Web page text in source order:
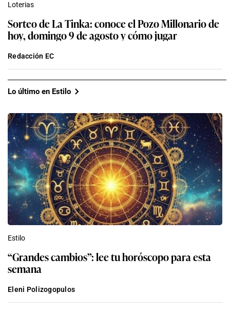
Loterias
Sorteo de La Tinka: conoce el Pozo Millonario de
hoy, domingo 9 de agosto y cómo jugar
Redacción EC
Lo último en Estilo
Estilo
“Grandes cambios”: lee tu horóscopo para esta
semana
Eleni Polizogopulos